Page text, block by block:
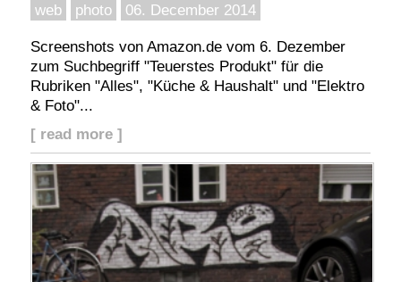
web photo 06. December 2014
Screenshots von Amazon.de vom 6. Dezember
zum Suchbegriff "Teuerstes Produkt" für die
Rubriken "Alles", "Küche & Haushalt" und "Elektro
& Foto"...
[ read more ]